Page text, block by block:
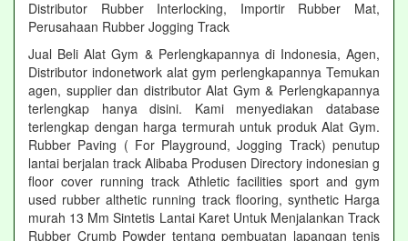
Distributor Rubber Interlocking, Importir Rubber Mat,
Perusahaan Rubber Jogging Track
Jual Beli Alat Gym & Perlengkapannya di Indonesia, Agen,
Distributor indonetwork alat gym perlengkapannya Temukan
agen, supplier dan distributor Alat Gym & Perlengkapannya
terlengkap hanya disini. Kami menyediakan database
terlengkap dengan harga termurah untuk produk Alat Gym.
Rubber Paving ( For Playground, Jogging Track) penutup
lantai berjalan track Alibaba Produsen Directory indonesian g
floor cover running track Athletic facilities sport and gym
used rubber althetic running track flooring, synthetic Harga
murah 13 Mm Sintetis Lantai Karet Untuk Menjalankan Track
Rubber Crumb Powder tentang pembuatan lapangan tenis